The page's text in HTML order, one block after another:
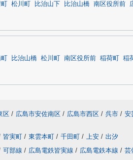
松川町 比治山下 比治山橋 南区役所前
比治山橋 松川町 南区役所前 稲荷町 稲
区 / 広島市安佐南区 / 広島市西区 / 呉市 / 安
皆実町 / 東雲本町 / 千田町 / 上安 / 出汐
可部線 / 広島電鉄皆実線 / 広島電鉄本線 / 芸